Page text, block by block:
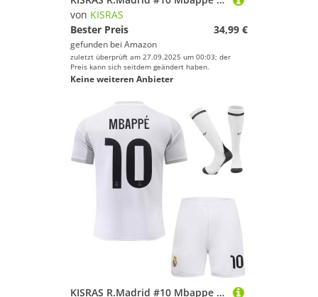
von KISRAS
Bester Preis
34,99 €
gefunden bei Amazon
zuletzt überprüft am 27.09.2025 um 00:03; der
Preis kann sich seitdem geändert haben.
Keine weiteren Anbieter
KISRAS R.Madrid #10 Mbappe 2025/2026 Heim Trikot Shorts und Socken Kinder und Jugend Größe (Weiß,28)